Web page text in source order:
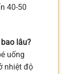
40-50
lâu?
uống
nhiệt độ